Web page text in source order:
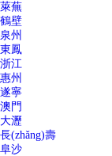
萊蕪
鶴壁
泉州
東鳳
浙江
惠州
遂寧
澳門
大瀝
長(zhǎng)壽
阜沙